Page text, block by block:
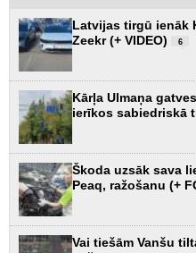
Latvijas tirgū ienāk
Zeekr (+ VIDEO)
6
Kārļa Ulmaņa
ierīkos sabiedriskā
Škoda uzsāk sava
Peaq, ražošanu (+
Vai tiešām Vanšu